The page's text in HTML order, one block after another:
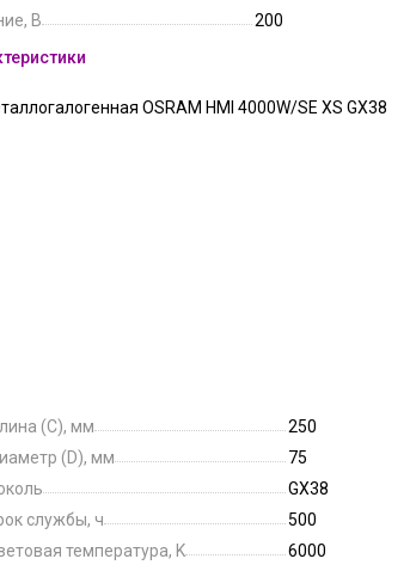
В
200
OSRAM HMI 4000W/SE XS GX38
(C), мм
250
(D), мм
75
GX38
службы, ч
500
температура, K
6000